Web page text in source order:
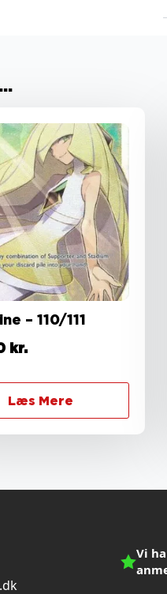
– 110/111
kr.
Læs Mere
Vi